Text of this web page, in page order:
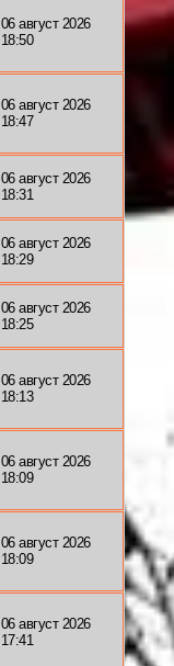
06 август 2026
18:50
06 август 2026
18:47
06 август 2026
18:31
06 август 2026
18:29
06 август 2026
18:25
06 август 2026
18:13
06 август 2026
18:09
06 август 2026
18:09
06 август 2026
17:41